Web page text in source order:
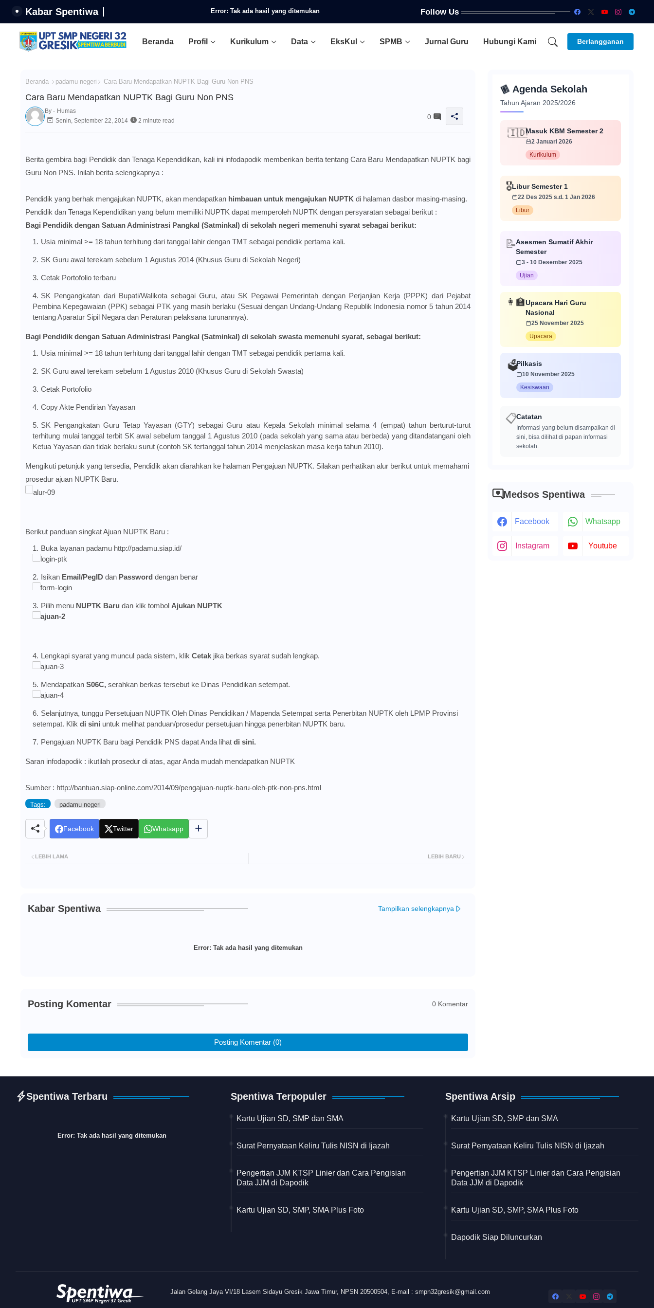
Kabar Spentiwa Error: Tak ada hasil yang ditemukan Follow Us
Beranda Profil Kurikulum Data EksKul SPMB Jurnal Guru Hubungi Kami Berlangganan
Beranda padamu negeri Cara Baru Mendapatkan NUPTK Bagi Guru Non PNS
Cara Baru Mendapatkan NUPTK Bagi Guru Non PNS
By - Humas
Senin, September 22, 2014
2 minute read 0
Berita gembira bagi Pendidik dan Tenaga Kependidikan, kali ini infodapodik memberikan berita tentang Cara Baru Mendapatkan NUPTK bagi
Guru Non PNS. Inilah berita selengkapnya :
Pendidik yang berhak mengajukan NUPTK, akan mendapatkan himbauan untuk mengajukan NUPTK di halaman dasbor masing-masing.
Pendidik dan Tenaga Kependidikan yang belum memiliki NUPTK dapat memperoleh NUPTK dengan persyaratan sebagai berikut :
Bagi Pendidik dengan Satuan Administrasi Pangkal (Satminkal) di sekolah negeri memenuhi syarat sebagai berikut:
Usia minimal >= 18 tahun terhitung dari tanggal lahir dengan TMT sebagai pendidik pertama kali.
SK Guru awal terekam sebelum 1 Agustus 2014 (Khusus Guru di Sekolah Negeri)
Cetak Portofolio terbaru
SK Pengangkatan dari Bupati/Walikota sebagai Guru, atau SK Pegawai Pemerintah dengan Perjanjian Kerja (PPPK) dari Pejabat
Pembina Kepegawaian (PPK) sebagai PTK yang masih berlaku (Sesuai dengan Undang-Undang Republik Indonesia nomor 5 tahun 2014
tentang Aparatur Sipil Negara dan Peraturan pelaksana turunannya).
Bagi Pendidik dengan Satuan Administrasi Pangkal (Satminkal) di sekolah swasta memenuhi syarat, sebagai berikut:
Usia minimal >= 18 tahun terhitung dari tanggal lahir dengan TMT sebagai pendidik pertama kali.
SK Guru awal terekam sebelum 1 Agustus 2010 (Khusus Guru di Sekolah Swasta)
Cetak Portofolio
Copy Akte Pendirian Yayasan
SK Pengangkatan Guru Tetap Yayasan (GTY) sebagai Guru atau Kepala Sekolah minimal selama 4 (empat) tahun berturut-turut
terhitung mulai tanggal terbit SK awal sebelum tanggal 1 Agustus 2010 (pada sekolah yang sama atau berbeda) yang ditandatangani oleh
Ketua Yayasan dan tidak berlaku surut (contoh SK tertanggal tahun 2014 menjelaskan masa kerja tahun 2010).
Mengikuti petunjuk yang tersedia, Pendidik akan diarahkan ke halaman Pengajuan NUPTK. Silakan perhatikan alur berikut untuk memahami
prosedur ajuan NUPTK Baru.
Berikut panduan singkat Ajuan NUPTK Baru :
Buka layanan padamu http://padamu.siap.id/
Isikan Email/PegID dan Password dengan benar
Pilih menu NUPTK Baru dan klik tombol Ajukan NUPTK
Lengkapi syarat yang muncul pada sistem, klik Cetak jika berkas syarat sudah lengkap.
Mendapatkan S06C, serahkan berkas tersebut ke Dinas Pendidikan setempat.
Selanjutnya, tunggu Persetujuan NUPTK Oleh Dinas Pendidikan / Mapenda Setempat serta Penerbitan NUPTK oleh LPMP Provinsi
setempat. Klik di sini untuk melihat panduan/prosedur persetujuan hingga penerbitan NUPTK baru.
Pengajuan NUPTK Baru bagi Pendidik PNS dapat Anda lihat di sini.
Saran infodapodik : ikutilah prosedur di atas, agar Anda mudah mendapatkan NUPTK
Sumber : http://bantuan.siap-online.com/2014/09/pengajuan-nuptk-baru-oleh-ptk-non-pns.html
Tags: padamu negeri
Facebook Twitter Whatsapp
LEBIH BARU
LEBIH LAMA
Kabar Spentiwa Tampilkan selengkapnya
Error: Tak ada hasil yang ditemukan
Posting Komentar 0 Komentar
Posting Komentar (0)
📅 Agenda Sekolah
Tahun Ajaran 2025/2026
🇮🇩Masuk KBM Semester 2
2 Januari 2026
Kurikulum
🎖️Libur Semester 1
22 Des 2025 s.d. 1 Jan 2026
Libur
📝Asesmen Sumatif Akhir
Semester
3 - 10 Desember 2025
Ujian
👩‍🏫Upacara Hari Guru
Nasional
25 November 2025
Upacara
🗳️Pilkasis
10 November 2025
Kesiswaan
📋Catatan
Informasi yang belum disampaikan di
sini, bisa dilihat di papan informasi
sekolah.
Medsos Spentiwa
Facebook Whatsapp
Instagram Youtube
Spentiwa Terbaru
Error: Tak ada hasil yang ditemukan
Spentiwa Terpopuler
Kartu Ujian SD, SMP dan SMA
Surat Pernyataan Keliru Tulis NISN di Ijazah
Pengertian JJM KTSP Linier dan Cara Pengisian
Data JJM di Dapodik
Kartu Ujian SD, SMP, SMA Plus Foto
Spentiwa Arsip
Kartu Ujian SD, SMP dan SMA
Surat Pernyataan Keliru Tulis NISN di Ijazah
Pengertian JJM KTSP Linier dan Cara Pengisian
Data JJM di Dapodik
Kartu Ujian SD, SMP, SMA Plus Foto
Dapodik Siap Diluncurkan
Jalan Gelang Jaya VI/18 Lasem Sidayu Gresik Jawa Timur, NPSN 20500504, E-mail : smpn32gresik@gmail.com